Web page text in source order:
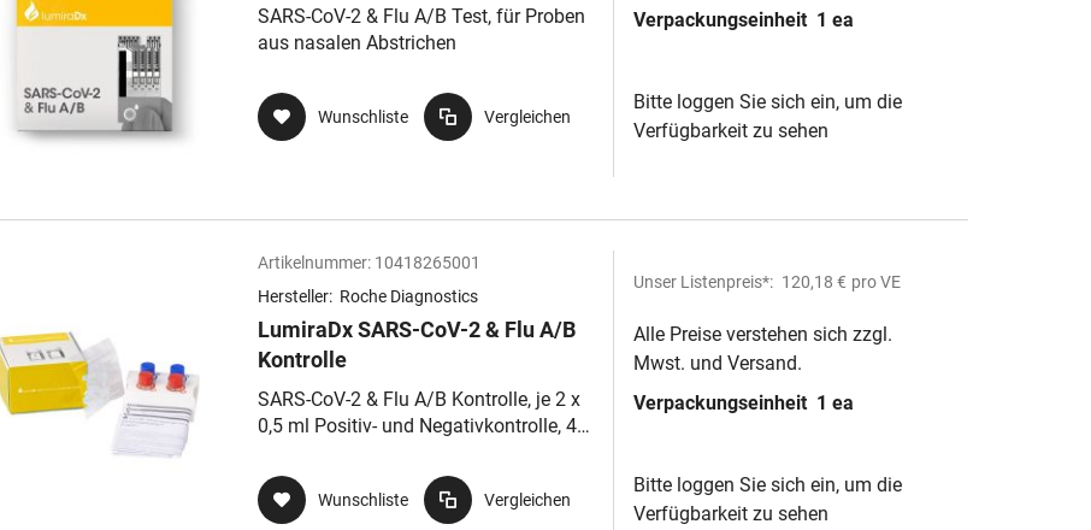
SARS-CoV-2 & Flu A/B Test, für Proben
aus nasalen Abstrichen
Wunschliste Vergleichen
Verpackungseinheit 1 ea
Bitte loggen Sie sich ein, um die
Verfügbarkeit zu sehen
Artikelnummer: 10418265001
Hersteller: Roche Diagnostics
LumiraDx SARS-CoV-2 & Flu A/B
Kontrolle
SARS-CoV-2 & Flu A/B Kontrolle, je 2 x
0,5 ml Positiv- und Negativkontrolle, 40
Wunschliste Vergleichen
Unser Listenpreis*: 120,18 € pro VE
Alle Preise verstehen sich zzgl.
Mwst. und Versand.
Verpackungseinheit 1 ea
Bitte loggen Sie sich ein, um die
Verfügbarkeit zu sehen